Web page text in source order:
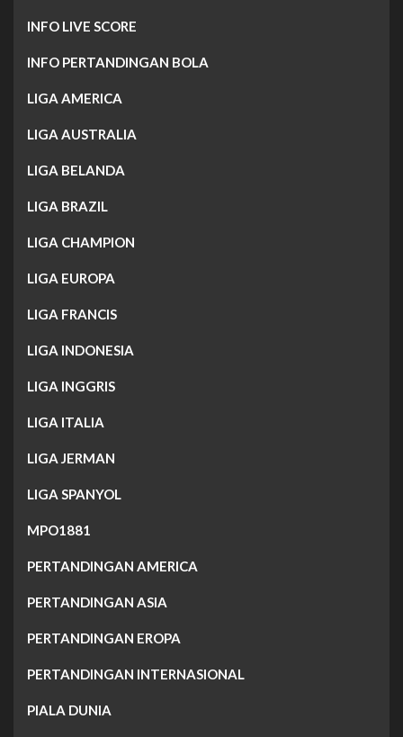
INFO LIVE SCORE
INFO PERTANDINGAN BOLA
LIGA AMERICA
LIGA AUSTRALIA
LIGA BELANDA
LIGA BRAZIL
LIGA CHAMPION
LIGA EUROPA
LIGA FRANCIS
LIGA INDONESIA
LIGA INGGRIS
LIGA ITALIA
LIGA JERMAN
LIGA SPANYOL
MPO1881
PERTANDINGAN AMERICA
PERTANDINGAN ASIA
PERTANDINGAN EROPA
PERTANDINGAN INTERNASIONAL
PIALA DUNIA